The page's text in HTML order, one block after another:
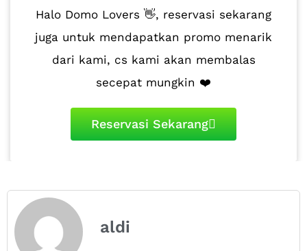
Halo Domo Lovers 👋, reservasi sekarang
juga untuk mendapatkan promo menarik
dari kami, cs kami akan membalas
secepat mungkin ❤️
Reservasi Sekarang
aldi